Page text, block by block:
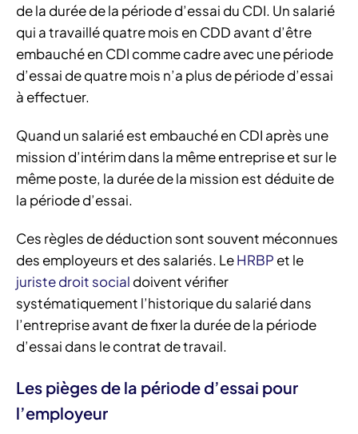
de la durée de la période d’essai du CDI. Un salarié
qui a travaillé quatre mois en CDD avant d’être
embauché en CDI comme cadre avec une période
d’essai de quatre mois n’a plus de période d’essai
à effectuer.
Quand un salarié est embauché en CDI après une
mission d’intérim dans la même entreprise et sur le
même poste, la durée de la mission est déduite de
la période d’essai.
Ces règles de déduction sont souvent méconnues
des employeurs et des salariés. LeHRBP et le
juriste droit social doivent vérifier
systématiquement l’historique du salarié dans
l’entreprise avant de fixer la durée de la période
d’essai dans le contrat de travail.
Les pièges de la période d’essai pour
l’employeur